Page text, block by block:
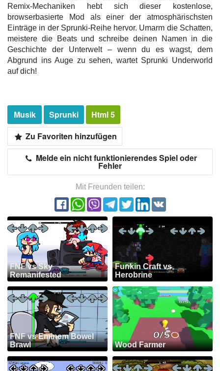
Remix-Mechaniken hebt sich dieser kostenlose,
browserbasierte Mod als einer der atmosphärischsten
Einträge in der Sprunki-Reihe hervor. Umarm die Schatten,
meistere die Beats und schreibe deinen Namen in die
Geschichte der Unterwelt – wenn du es wagst, dem
Abgrund ins Auge zu sehen, wartet Sprunki Underworld
auf dich!
Musik Sprunki
Html 5
Zu Favoriten hinzufügen
Melde ein nicht funktionierendes Spiel oder
Fehler
Mit Freunden teilen:
FNF vs Sky
Remanifested
Funkin Craft vs
Herobrine
FNF vs Eminem Bowel
Brawl
Wood Farmer